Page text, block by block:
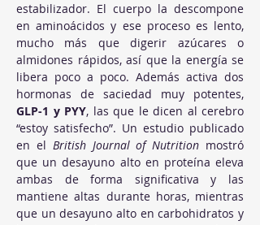
estabilizador. El cuerpo la descompone
en aminoácidos y ese proceso es lento,
mucho más que digerir azúcares o
almidones rápidos, así que la energía se
libera poco a poco. Además activa dos
GLP-1 y PYY, las que le dicen al cerebro
“estoy satisfecho”. Un estudio publicado
en el British Journal of Nutrition mostró
que un desayuno alto en proteína eleva
ambas de forma significativa y las
mantiene altas durante horas, mientras
que un desayuno alto en carbohidratos y